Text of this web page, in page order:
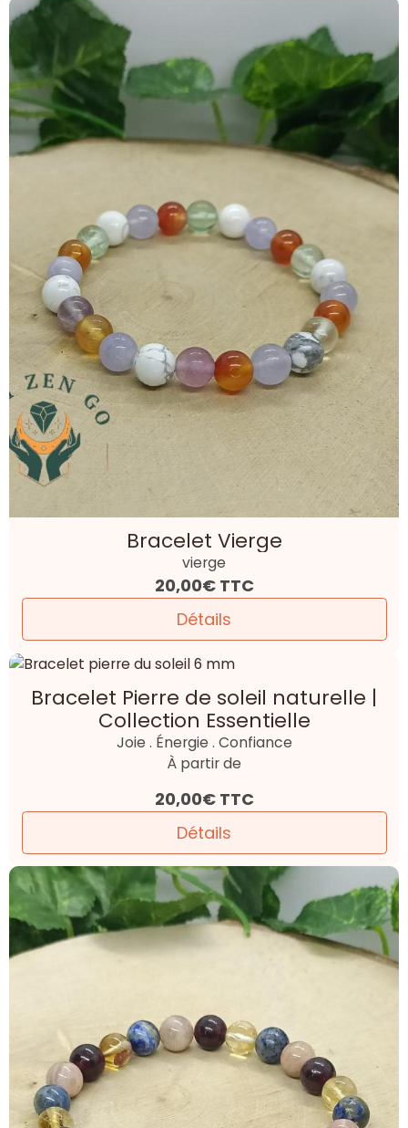
Bracelet Vierge
vierge
20,00€ TTC
Détails
Bracelet Pierre de soleil naturelle |
Collection Essentielle
Joie . Énergie . Confiance
À partir de
20,00€ TTC
Détails